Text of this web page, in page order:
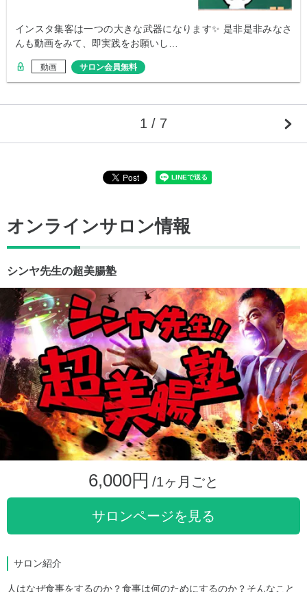
インスタ集客は一つの大きな武器になります✨ 是非是非みなさ
んも動画をみて、即実践をお願いし…
動画 サロン会員無料
1 / 7
オンラインサロン情報
シンヤ先生の超美腸塾
6,000円 /1ヶ月ごと
サロンページを見る
サロン紹介
人はなぜ食事をするのか？食事は何のためにするのか？そんなこと